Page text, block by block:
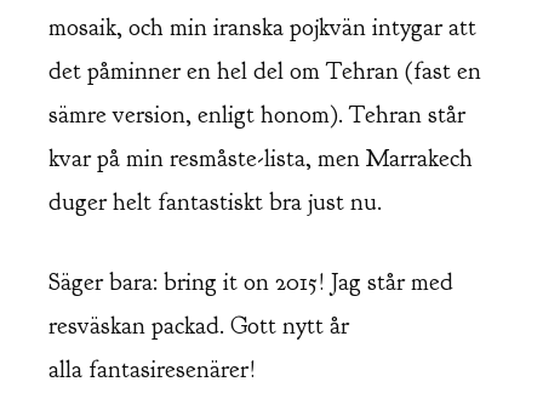
mosaik, och min iranska pojkvän intygar att
det påminner en hel del om Tehran (fast en
sämre version, enligt honom). Tehran står
kvar på min resmåste-lista, men Marrakech
duger helt fantastiskt bra just nu.
Säger bara: bring it on 2015! Jag står med
resväskan packad. Gott nytt år
alla fantasiresenärer!